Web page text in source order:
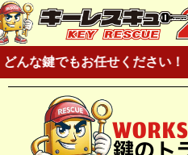
んな鍵でもお任せください！